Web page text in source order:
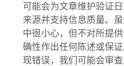
可能会为文章维护验证
来源并支持信息质量。
中很小心，但不对所提
确性作出任何陈述或保
现错误，我们可能会审